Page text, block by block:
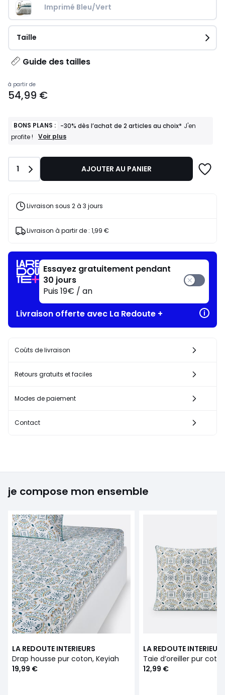
Imprimé Bleu/Vert
Taille
Guide des tailles
Prix
à
54,99
€.
à partir de
54,99 €
BONS PLANS : -30% dès l’achat de 2 articles au choix* J'en
profite !
BONS
-30%
l’achat
articles
J'en
Voir plus
Quantité
1 AJOUTER AU PANIER
Livraison sous 2 à 3 jours
Livraison à partir de : 1,99 €
Essayez gratuitement pendant
30 jours
Puis 19€ / an
Livraison offerte avec La Redoute +
Coûts de livraison
Retours gratuits et faciles
Modes de paiement
Contact
je compose mon ensemble
LA REDOUTE INTERIEURS
Drap housse pur coton, Keyiah
19,99 €
LA REDOUTE
Taie d’oreiller pur
12,99 €